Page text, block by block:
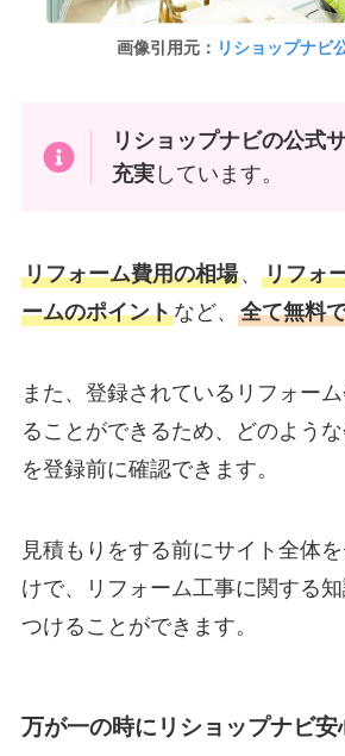
画像引用元： リショップナビ
リショップナビの公式
充実 しています。
リフォーム費用の相場、 リフォ
ームのポイントなど、 全て無料
また、登録されているリフォー
ることができるため、どのよう
を登録前に確認できます。
見積もりをする前にサイト全体
けで、リフォーム工事に関する
つけることができます。
万が一の時にリショップナビ安